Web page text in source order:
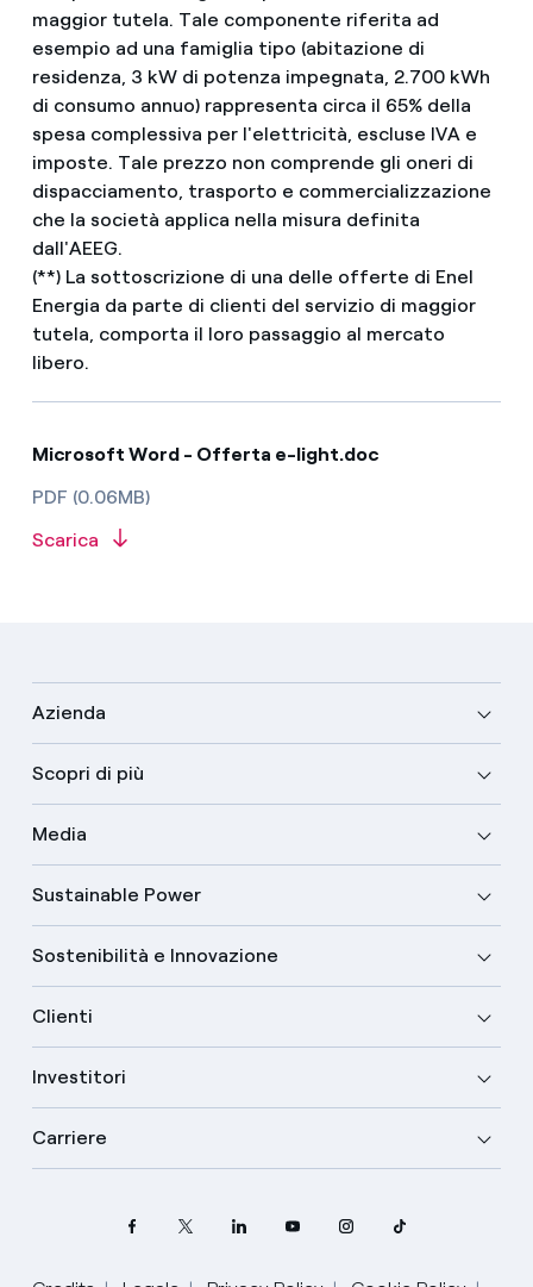
maggior tutela. Tale componente riferita ad
esempio ad una famiglia tipo (abitazione di
residenza, 3 kW di potenza impegnata, 2.700 kWh
di consumo annuo) rappresenta circa il 65% della
spesa complessiva per l'elettricità, escluse IVA e
imposte. Tale prezzo non comprende gli oneri di
dispacciamento, trasporto e commercializzazione
che la società applica nella misura definita
dall'AEEG.
(**) La sottoscrizione di una delle offerte di Enel
Energia da parte di clienti del servizio di maggior
tutela, comporta il loro passaggio al mercato
libero.
Microsoft Word - Offerta e-light.doc
PDF (0.06MB)
Scarica
Azienda
Scopri di più
Media
Sustainable Power
Sostenibilità e Innovazione
Clienti
Investitori
Carriere